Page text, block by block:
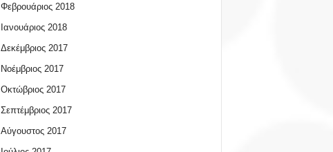
Φεβρουάριος 2018
Ιανουάριος 2018
Δεκέμβριος 2017
Νοέμβριος 2017
Οκτώβριος 2017
Σεπτέμβριος 2017
Αύγουστος 2017